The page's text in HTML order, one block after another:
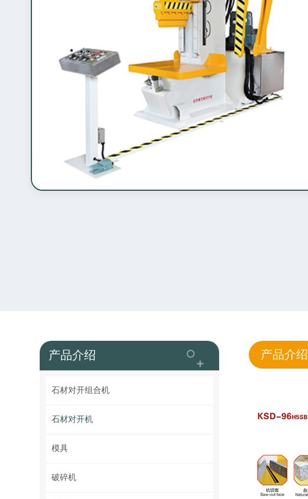
产品介绍
产品介绍
石材对开组合机
石材对开机
模具
破碎机